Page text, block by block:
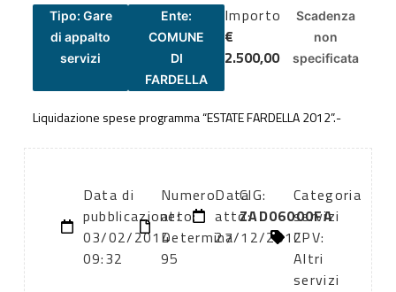
Tipo: Gare
di appalto
servizi
Ente:
COMUNE
DI
FARDELLA
Importo
€
2.500,00
Scadenza
non
specificata
Liquidazione spese programma “ESTATE FARDELLA 2012”.-
Data di
pubblicazione:
03/02/2014
09:32
Numero
atto:
Determina
95
Data
atto:
27/12/2012
CIG:
ZAD06000FA
Categoria
servizi
CPV:
Altri
servizi